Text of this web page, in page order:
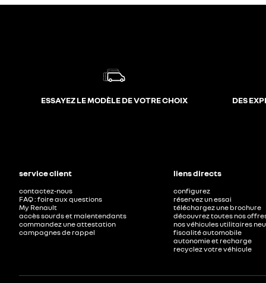
ESSAYEZ LE MODÈLE DE VOTRE CHOIX DES
service client
contactez-nous
FAQ : foire aux questions
My Renault
accès sourds et malentendants
commandez une attestation
campagnes de rappel
liens directs
configurez
réservez un essai
téléchargez une brochure
découvrez toutes nos
nos véhicules utilitaires
fiscalité automobile
autonomie et recharge
recyclez votre véhicule